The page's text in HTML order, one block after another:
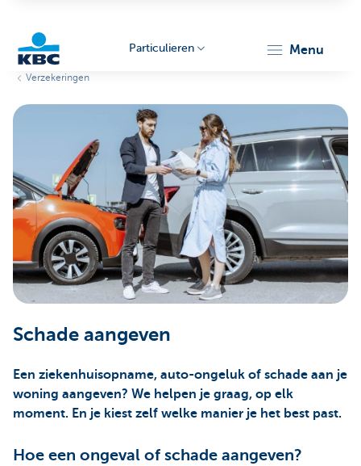
Particulieren
Particulieren menu
Verzekeringen
Schade aangeven
Een ziekenhuisopname, auto-ongeluk of schade aan je
woning aangeven? We helpen je graag, op elk
moment. En je kiest zelf welke manier je het best past.
Hoe een ongeval of schade aangeven?